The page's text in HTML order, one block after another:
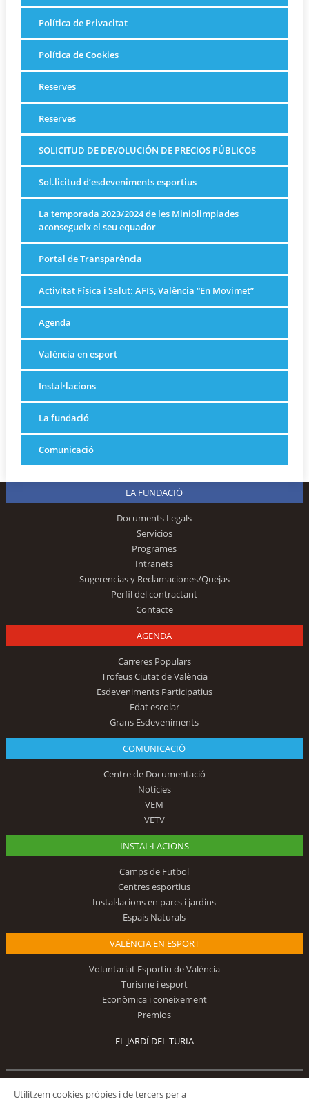
Política de Privacitat
Política de Cookies
Reserves
Reserves
SOLICITUD DE DEVOLUCIÓN DE PRECIOS PÚBLICOS
Sol.licitud d’esdeveniments esportius
La temporada 2023/2024 de les Miniolimpiades
aconsegueix el seu equador
Portal de Transparència
Activitat Física i Salut: AFIS, València “En Movimet”
Agenda
València en esport
Instal·lacions
La fundació
Comunicació
LA FUNDACIÓ
Documents Legals
Servicios
Programes
Intranets
Sugerencias y Reclamaciones/Quejas
Perfil del contractant
Contacte
AGENDA
Carreres Populars
Trofeus Ciutat de València
Esdeveniments Participatius
Edat escolar
Grans Esdeveniments
COMUNICACIÓ
Centre de Documentació
Notícies
VEM
VETV
INSTAL·LACIONS
Camps de Futbol
Centres esportius
Instal·lacions en parcs i jardins
Espais Naturals
VALÈNCIA EN ESPORT
Voluntariat Esportiu de València
Turisme i esport
Econòmica i coneixement
Premios
EL JARDÍ DEL TURIA
Utilitzem cookies pròpies i de tercers per a